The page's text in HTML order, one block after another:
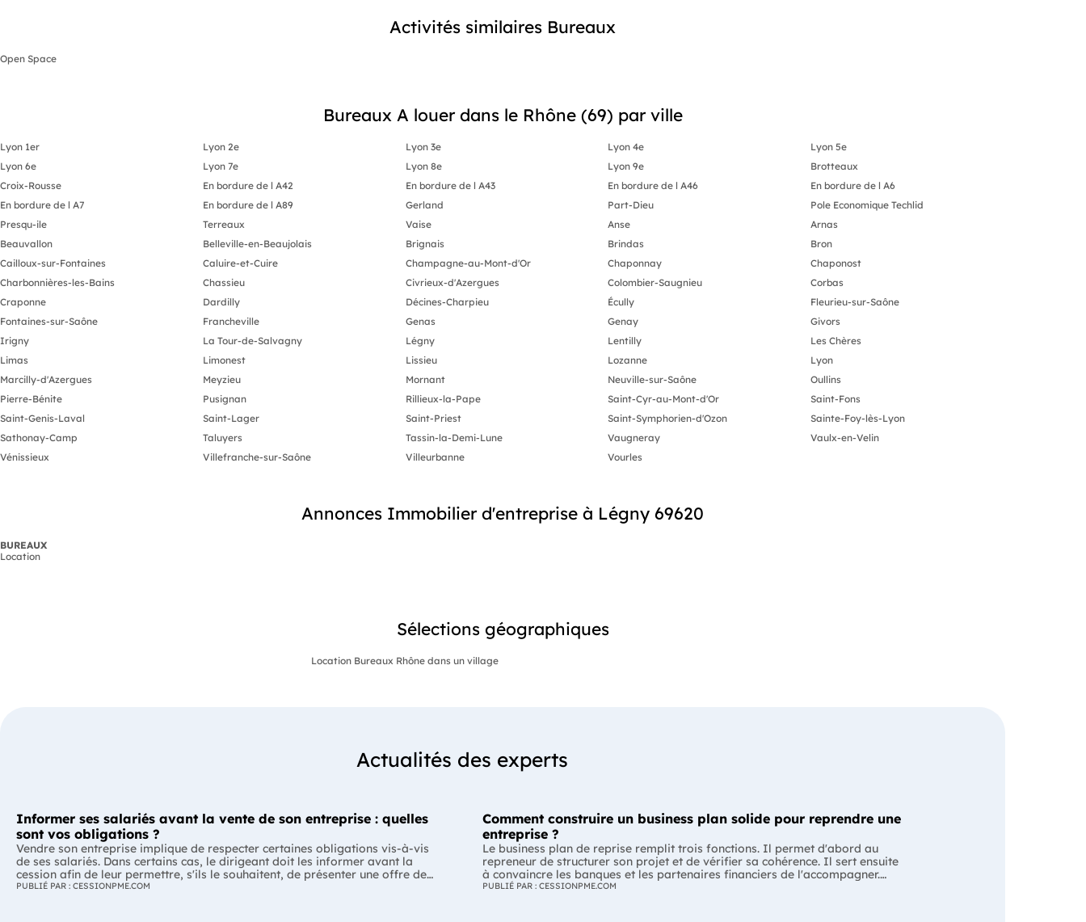
Activités similaires Bureaux
Open Space
Bureaux A louer dans le Rhône (69) par ville
Lyon 1er Lyon 2e Lyon 3e Lyon 4e
Lyon 5e
Lyon 6e
Lyon 7e Lyon 8e Lyon 9e
Brotteaux
Croix-Rousse
En bordure de l A42 En bordure de l A43 En bordure de l A46
En bordure de l A6
En bordure de l A7
En bordure de l A89 Gerland Part-Dieu
Pole Economique Techlid
Presqu-ile
Terreaux Vaise Anse
Arnas
Beauvallon
Belleville-en-Beaujolais Brignais Brindas
Bron
Cailloux-sur-Fontaines
Caluire-et-Cuire Champagne-au-Mont-d'Or Chaponnay
Chaponost
Charbonnières-les-Bains
Chassieu Civrieux-d'Azergues Colombier-Saugnieu
Corbas
Craponne
Dardilly Décines-Charpieu Écully
Fleurieu-sur-Saône
Fontaines-sur-Saône
Francheville Genas Genay
Givors
Irigny
La Tour-de-Salvagny Légny Lentilly
Les Chères
Limas
Limonest Lissieu Lozanne
Lyon
Marcilly-d'Azergues
Meyzieu Mornant Neuville-sur-Saône
Oullins
Pierre-Bénite
Pusignan Rillieux-la-Pape Saint-Cyr-au-Mont-d'Or
Saint-Fons
Saint-Genis-Laval
Saint-Lager Saint-Priest Saint-Symphorien-d'Ozon
Sainte-Foy-lès-Lyon
Sathonay-Camp
Taluyers Tassin-la-Demi-Lune Vaugneray
Vaulx-en-Velin
Vénissieux
Villefranche-sur-Saône Villeurbanne Vourles
Annonces Immobilier d'entreprise à Légny 69620
BUREAUX
Location
Sélections géographiques
Location Bureaux Rhône dans un village
Actualités des experts
Informer ses salariés avant la vente de son entreprise : quelles
sont vos obligations ?
Vendre son entreprise implique de respecter certaines obligations vis-à-vis
de ses salariés. Dans certains cas, le dirigeant doit les informer avant la
cession afin de leur permettre, s'ils le souhaitent, de présenter une offre de
reprise. Quelles entreprises sont concernées ? Quels délais faut-il respecter ?
PUBLIÉ PAR : CESSIONPME.COM
Comment construire un business plan solide pour reprendre une
entreprise ?
Le business plan de reprise remplit trois fonctions. Il permet d'abord au
repreneur de structurer son projet et de vérifier sa cohérence. Il sert ensuite
à convaincre les banques et les partenaires financiers de l'accompagner.
Enfin, il peut constituer un support de discussion avec le cédant en lui
PUBLIÉ PAR : CESSIONPME.COM